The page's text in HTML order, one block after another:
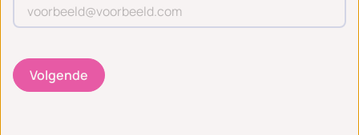
Volgende